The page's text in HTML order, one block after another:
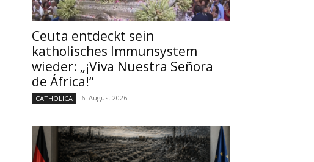
Ceuta entdeckt sein
katholisches Immunsystem
wieder: „¡Viva Nuestra Señora
de África!“
CATHOLICA 6. August 2026